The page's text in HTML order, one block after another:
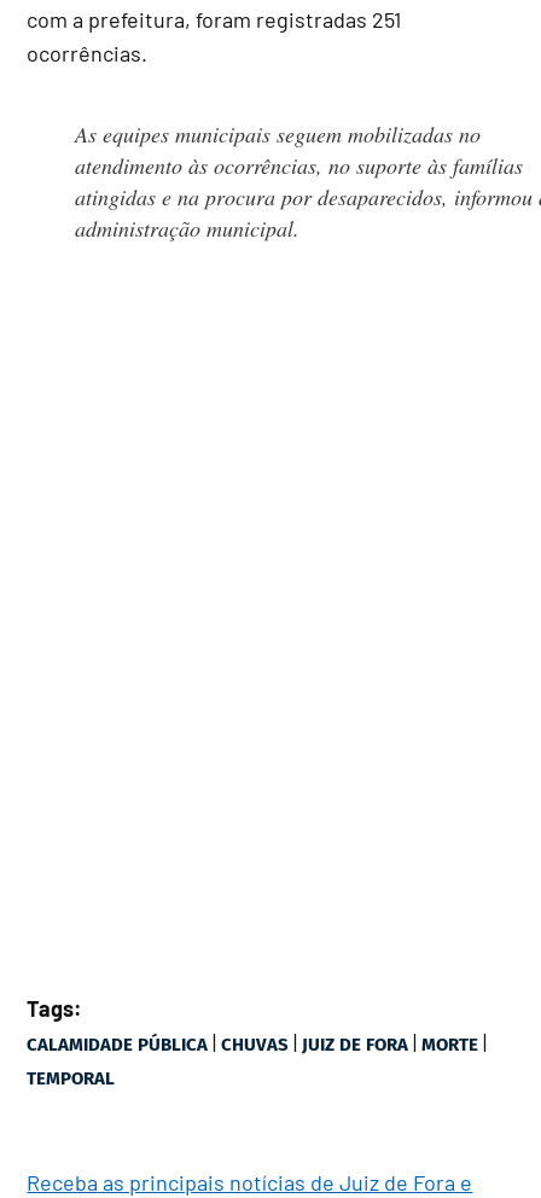
com a prefeitura, foram registradas 251
ocorrências.
As equipes municipais seguem mobilizadas no
atendimento às ocorrências, no suporte às famílias
atingidas e na procura por desaparecidos, informou
administração municipal.
Tags:
CALAMIDADE PÚBLICA |CHUVAS | JUIZ DE FORA |MORTE |
TEMPORAL
Receba as principais notícias de Juiz de Fora e